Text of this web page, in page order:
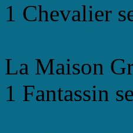
1 Chevalier
La Maison
1 Fantassin